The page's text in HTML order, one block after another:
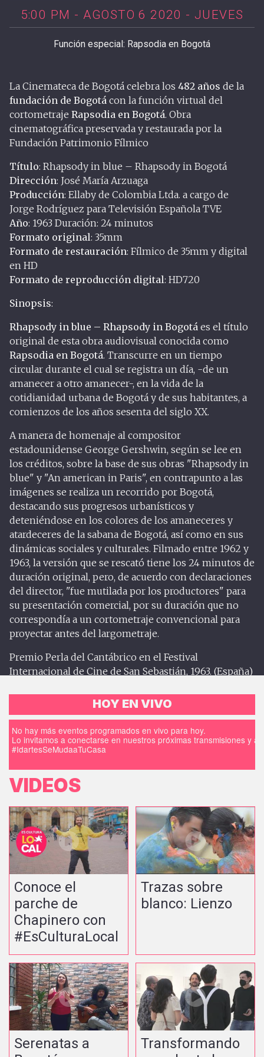
5:00 PM - AGOSTO 6 2020 - JUEVES
Función especial: Rapsodia en Bogotá
La Cinemateca de Bogotá celebra los 482 años de la
fundación de Bogotá con la función virtual del
cortometraje Rapsodia en Bogotá. Obra
cinematográfica preservada y restaurada por la
Fundación Patrimonio Fílmico
Título: Rhapsody in blue – Rhapsody in Bogotá
Dirección: José María Arzuaga
Producción: Ellaby de Colombia Ltda. a cargo de
Jorge Rodríguez para Televisión Española TVE
Año: 1963 Duración: 24 minutos
Formato original: 35mm
Formato de restauración: Fílmico de 35mm y digital
en HD
Formato de reproducción digital: HD720
Sinopsis:
Rhapsody in blue – Rhapsody in Bogotá es el título
original de esta obra audiovisual conocida como
Rapsodia en Bogotá. Transcurre en un tiempo
circular durante el cual se registra un día, -de un
amanecer a otro amanecer-, en la vida de la
cotidianidad urbana de Bogotá y de sus habitantes, a
comienzos de los años sesenta del siglo XX.
A manera de homenaje al compositor
estadounidense George Gershwin, según se lee en
los créditos, sobre la base de sus obras "Rhapsody in
blue" y "An american in Paris", en contrapunto a las
imágenes se realiza un recorrido por Bogotá,
destacando sus progresos urbanísticos y
deteniéndose en los colores de los amaneceres y
atardeceres de la sabana de Bogotá, así como en sus
dinámicas sociales y culturales. Filmado entre 1962 y
1963, la versión que se rescató tiene los 24 minutos de
duración original, pero, de acuerdo con declaraciones
del director, "fue mutilada por los productores" para
su presentación comercial, por su duración que no
correspondía a un cortometraje convencional para
proyectar antes del largometraje.
Premio Perla del Cantábrico en el Festival
Internacional de Cine de San Sebastián, 1963. (España)
HOY EN VIVO
No hay más eventos programados en vivo para hoy.
Lo invitamos a conectarse en nuestros próximas transmisiones y
#IdartesSeMudaaTuCasa
VIDEOS
Conoce el
parche de
Chapinero con
#EsCulturaLocal
Trazas sobre
blanco: Lienzo
Serenatas a
Transformando